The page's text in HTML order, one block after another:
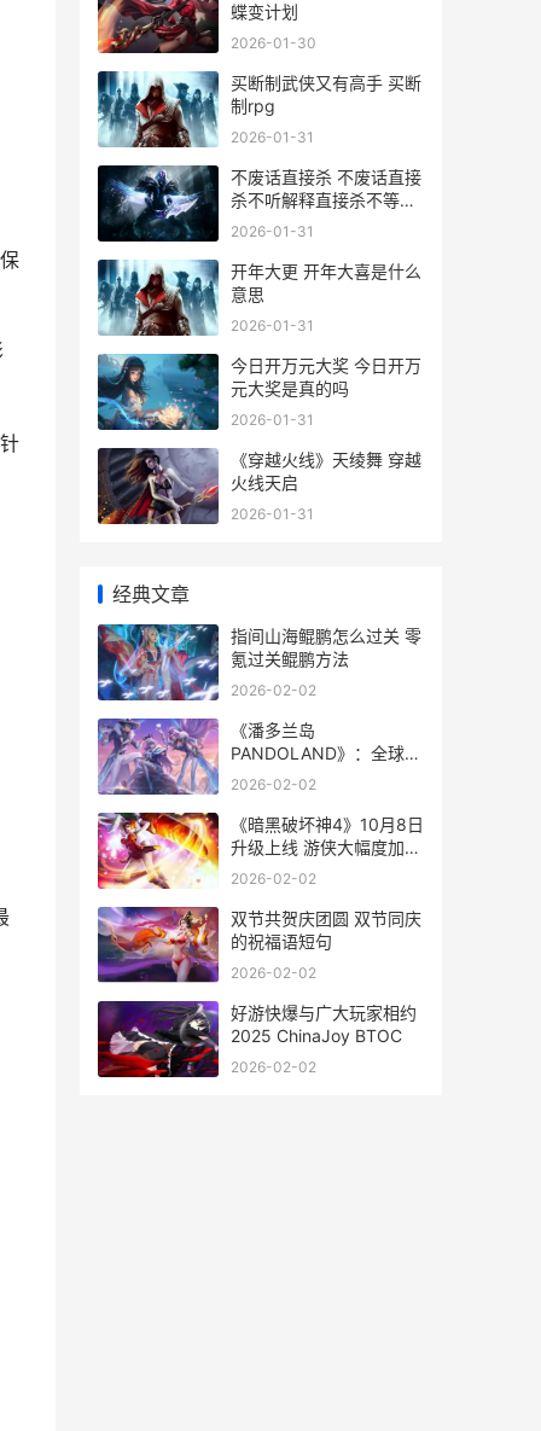
蝶变计划
2026-01-30
买断制武侠又有高手 买断
制rpg
2026-01-31
不废话直接杀 不废话直接
杀不听解释直接杀不等说
话直接杀
2026-01-31
开年大更 开年大喜是什么
意思
2026-01-31
今日开万元大奖 今日开万
元大奖是真的吗
2026-01-31
《穿越火线》天绫舞 穿越
火线天启
2026-01-31
经典文章
指间山海鲲鹏怎么过关 零
氪过关鲲鹏方法
2026-02-02
《潘多兰岛
PANDOLAND》：全球21
日上线 潘多拉湾在哪
2026-02-02
《暗黑破坏神4》10月8日
升级上线 游侠大幅度加强
暗黑破坏神4配置要求
2026-02-02
双节共贺庆团圆 双节同庆
的祝福语短句
2026-02-02
好游快爆与广大玩家相约
2025 ChinaJoy BTOC
2026-02-02